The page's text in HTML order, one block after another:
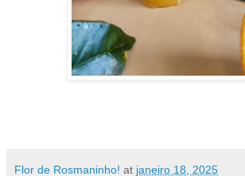
Flor de Rosmaninho! at janeiro 18, 2025